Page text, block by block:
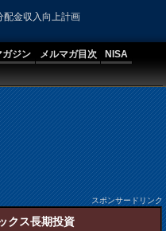
配金収入向上計画
ガジン メルマガ目次
NISA
スポンサードリンク
クス長期投資